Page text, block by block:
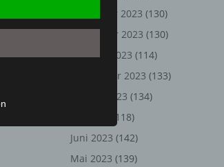
Dezember 2023 (130)
November 2023 (130)
Oktober 2023 (114)
September 2023 (133)
August 2023 (134)
(118)
Juni 2023 (142)
Mai 2023 (139)
verwendet
natürliche Person